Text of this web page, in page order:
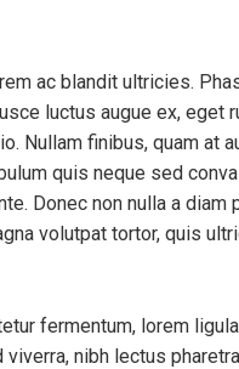
ac blandit ultricies.
luctus augue ex, eget
Nullam finibus, quam at
quis neque sed
Donec non nulla a diam
volutpat tortor, quis
fermentum, lorem
nibh lectus